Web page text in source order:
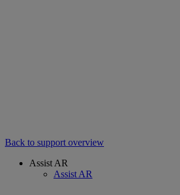
Back to support overview
Assist AR
Assist AR